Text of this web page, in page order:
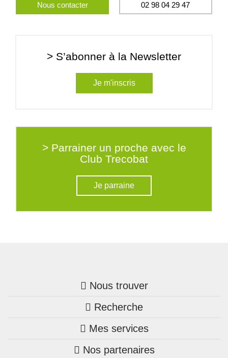
Nous contacter 02 98 04 29 47
> S’abonner à la Newsletter
Je m'inscris
> Parrainer un proche avec le
Club Trecobat
Je parraine
Nous trouver
Trouver une agence
Bretagne
Pays de la Loire
Recherche
Nos annonces
Maison + terrain
Mes services
Mon compte Trecobois
Nos partenaires